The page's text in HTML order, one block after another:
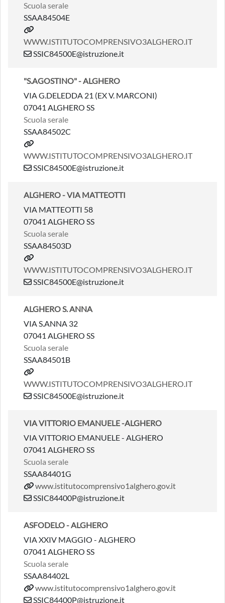
Scuola serale
SSAA84504E
WWW.ISTITUTOCOMPRENSIVO3ALGHERO.IT
SSIC84500E@istruzione.it
"S.AGOSTINO" - ALGHERO
VIA G.DELEDDA 21 (EX V. MARCONI)
07041 ALGHERO SS
Scuola serale
SSAA84502C
WWW.ISTITUTOCOMPRENSIVO3ALGHERO.IT
SSIC84500E@istruzione.it
ALGHERO - VIA MATTEOTTI
VIA MATTEOTTI 58
07041 ALGHERO SS
Scuola serale
SSAA84503D
WWW.ISTITUTOCOMPRENSIVO3ALGHERO.IT
SSIC84500E@istruzione.it
ALGHERO S. ANNA
VIA S.ANNA 32
07041 ALGHERO SS
Scuola serale
SSAA84501B
WWW.ISTITUTOCOMPRENSIVO3ALGHERO.IT
SSIC84500E@istruzione.it
VIA VITTORIO EMANUELE -ALGHERO
VIA VITTORIO EMANUELE - ALGHERO
07041 ALGHERO SS
Scuola serale
SSAA84401G
www.istitutocomprensivo1alghero.gov.it
SSIC84400P@istruzione.it
ASFODELO - ALGHERO
VIA XXIV MAGGIO - ALGHERO
07041 ALGHERO SS
Scuola serale
SSAA84402L
www.istitutocomprensivo1alghero.gov.it
SSIC84400P@istruzione.it